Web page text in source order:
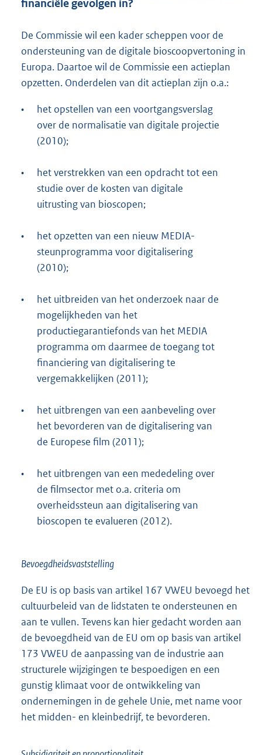
financiële gevolgen in?
De Commissie wil een kader scheppen voor de
ondersteuning van de digitale bioscoopvertoning in
Europa. Daartoe wil de Commissie een actieplan
opzetten. Onderdelen van dit actieplan zijn o.a.:
•
het opstellen van een voortgangsverslag
over de normalisatie van digitale projectie
(2010);
•
het verstrekken van een opdracht tot een
studie over de kosten van digitale
uitrusting van bioscopen;
•
het opzetten van een nieuw MEDIA-
steunprogramma voor digitalisering
(2010);
•
het uitbreiden van het onderzoek naar de
mogelijkheden van het
productiegarantiefonds van het MEDIA
programma om daarmee de toegang tot
financiering van digitalisering te
vergemakkelijken (2011);
•
het uitbrengen van een aanbeveling over
het bevorderen van de digitalisering van
de Europese film (2011);
•
het uitbrengen van een mededeling over
de filmsector met o.a. criteria om
overheidssteun aan digitalisering van
bioscopen te evalueren (2012).
Bevoegdheidsvaststelling
De EU is op basis van artikel 167 VWEU bevoegd het
cultuurbeleid van de lidstaten te ondersteunen en
aan te vullen. Tevens kan hier gedacht worden aan
de bevoegdheid van de EU om op basis van artikel
173 VWEU de aanpassing van de industrie aan
structurele wijzigingen te bespoedigen en een
gunstig klimaat voor de ontwikkeling van
ondernemingen in de gehele Unie, met name voor
het midden- en kleinbedrijf, te bevorderen.